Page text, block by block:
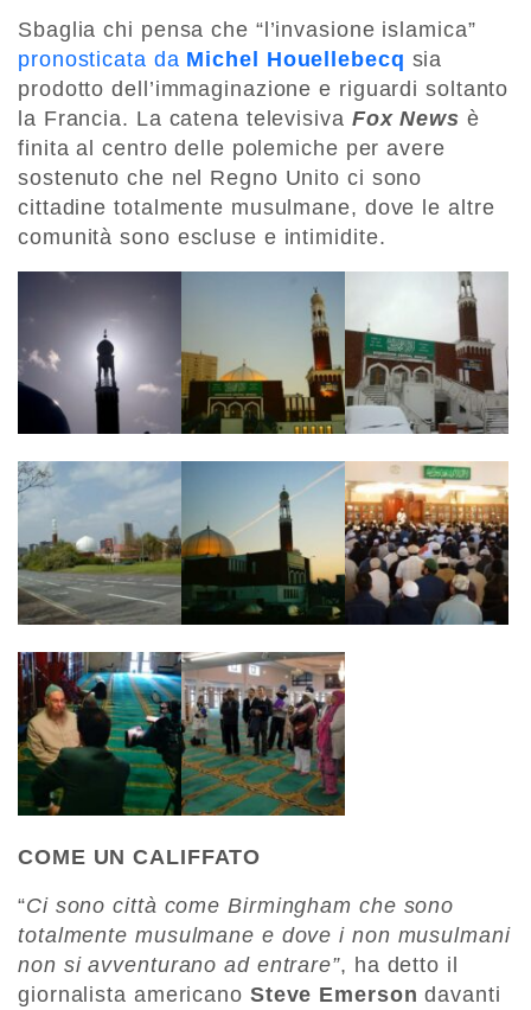
Sbaglia chi pensa che “l’invasione islamica”
pronosticata da Michel Houellebecq sia
prodotto dell’immaginazione e riguardi soltanto
la Francia. La catena televisiva Fox News è
finita al centro delle polemiche per avere
sostenuto che nel Regno Unito ci sono
cittadine totalmente musulmane, dove le altre
comunità sono escluse e intimidite.
COME UN CALIFFATO
“Ci sono città come Birmingham che sono
totalmente musulmane e dove i non musulmani
non si avventurano ad entrare”, ha detto il
giornalista americano Steve Emerson davanti